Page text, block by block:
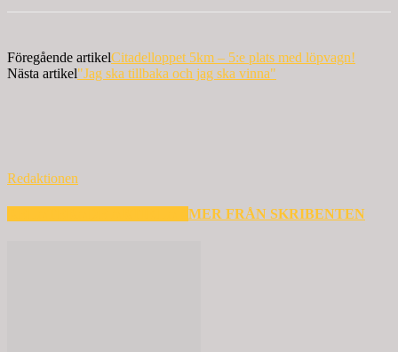
Föregående artikelCitadelloppet 5km – 5:e plats med löpvagn!
Nästa artikel"Jag ska tillbaka och jag ska vinna"
Redaktionen
MER FRÅN SKRIBENTEN